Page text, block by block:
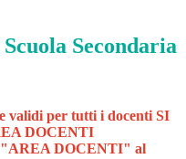
Secondaria
validi per tutti i docenti SI
DOCENTI
DOCENTI" al